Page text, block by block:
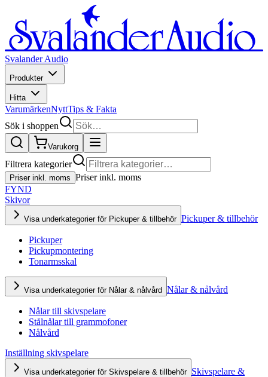
Svalander Audio
Produkter
Hitta
VarumärkenNyttTips & Fakta
Sök i shoppen
Varukorg
Filtrera kategorier
Priser inkl. moms Priser inkl. moms
FYND
Skivor
Visa underkategorier för Pickuper & tillbehör Pickuper & tillbehör
Pickuper
Pickupmontering
Tonarmsskal
Visa underkategorier för Nålar & nålvård Nålar & nålvård
Nålar till skivspelare
Stålnålar till grammofoner
Nålvård
Inställning skivspelare
Visa underkategorier för Skivspelare & tillbehör Skivspelare &